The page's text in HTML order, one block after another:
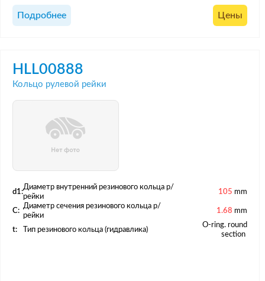
Подробнее Цены
HLL00888
Кольцо рулевой рейки
d1:
Диаметр внутренний резинового кольца р/
рейки
105 mm
C:
Диаметр сечения резинового кольца р/
рейки
1.68 mm
t: Тип резинового кольца (гидравлика)
O-ring. round
section